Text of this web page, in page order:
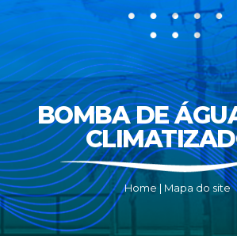
BOMBA DE
Home| Mapa do site